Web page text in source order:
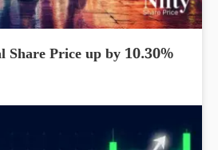
Share Price up by 10.30%